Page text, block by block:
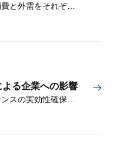
直近公表の基礎統計を踏まえ、個人消費と外需をそれぞれ下方修正
る企業への影響
機関設計の選択にとどまらないガバナンスの実効性確保が重要